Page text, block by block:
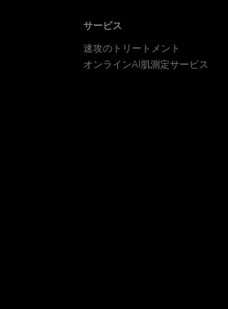
サービス
速攻のトリートメント
オンラインAI肌測定サービス